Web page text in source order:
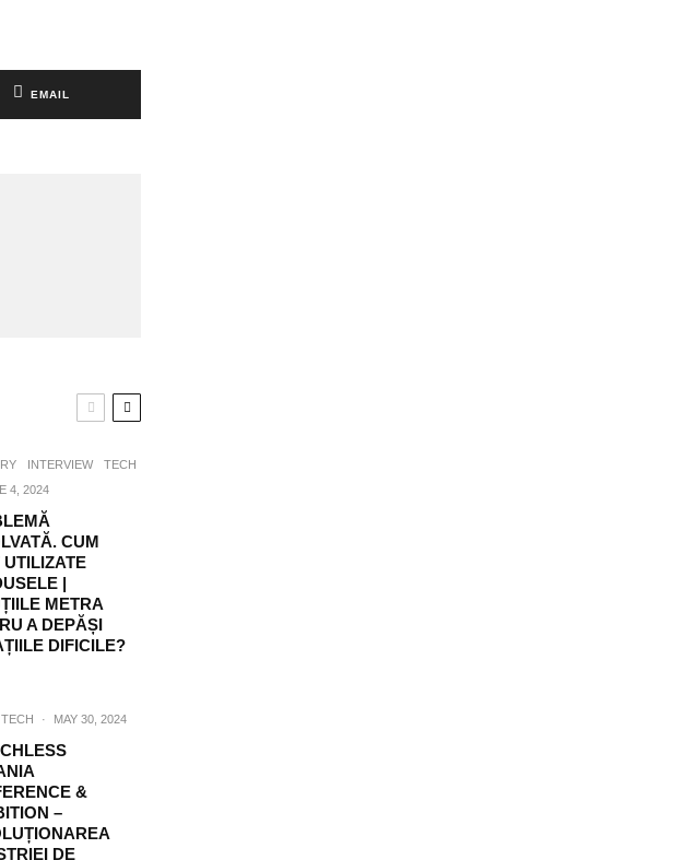
EMAIL
INTERVIEW
TECH
4, 2024
CUM
UTILIZATE
|
METRA
A DEPĂȘI
DIFICILE?
TECH · MAY 30, 2024
&
–
DE